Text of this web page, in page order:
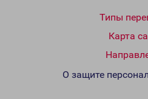
Типы
Карта
О защите